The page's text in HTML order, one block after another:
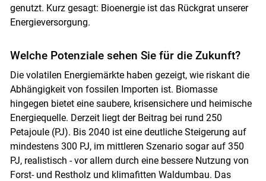
Skip to main content
genutzt. Kurz gesagt: Bioenergie ist das Rückgrat unserer
Energieversorgung.
Welche Potenziale sehen Sie für die Zukunft?
Die volatilen Energiemärkte haben gezeigt, wie riskant die
Abhängigkeit von fossilen Importen ist. Biomasse
hingegen bietet eine saubere, krisensichere und heimische
Energiequelle. Derzeit liegt der Beitrag bei rund 250
Petajoule (PJ). Bis 2040 ist eine deutliche Steigerung auf
mindestens 300 PJ, im mittleren Szenario sogar auf 350
PJ, realistisch - vor allem durch eine bessere Nutzung von
Forst- und Restholz und klimafitten Waldumbau. Das